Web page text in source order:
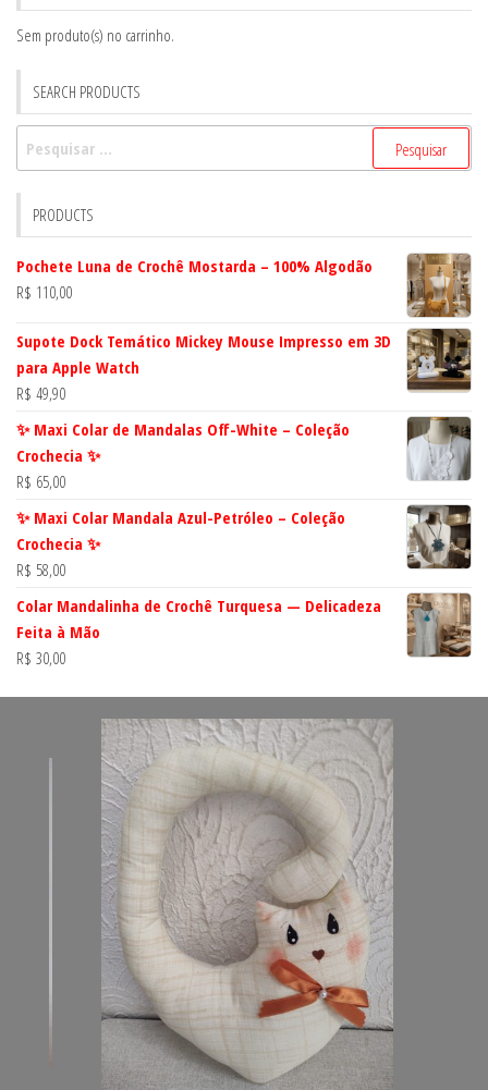
Sem produto(s) no carrinho.
SEARCH PRODUCTS
PRODUCTS
Pochete Luna de Crochê Mostarda – 100% Algodão
R$ 110,00
Supote Dock Temático Mickey Mouse Impresso em 3D
para Apple Watch
R$ 49,90
✨ Maxi Colar de Mandalas Off-White – Coleção
Crochecia ✨
R$ 65,00
✨ Maxi Colar Mandala Azul-Petróleo – Coleção
Crochecia ✨
R$ 58,00
Colar Mandalinha de Crochê Turquesa — Delicadeza
Feita à Mão
R$ 30,00